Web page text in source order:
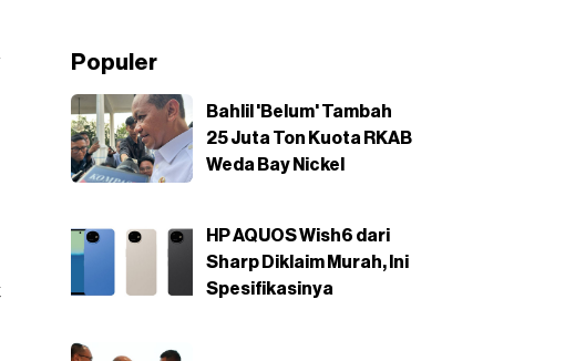
Populer
Bahlil 'Belum' Tambah
25 Juta Ton Kuota RKAB
Weda Bay Nickel
HP AQUOS Wish6 dari
Sharp Diklaim Murah, Ini
Spesifikasinya